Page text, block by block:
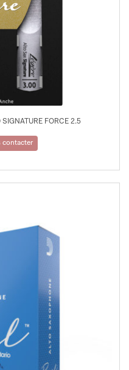
SIGNATURE FORCE 2.5
contacter